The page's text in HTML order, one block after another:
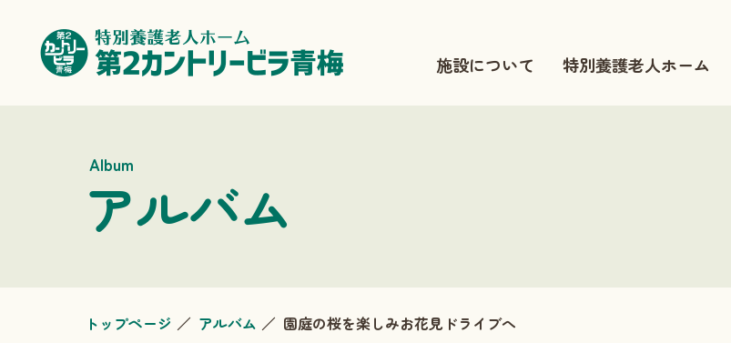
施設について
特別養護老人ホーム
Album
アルバム
トップページ アルバム 園庭の桜を楽しみお花見ドライブへ